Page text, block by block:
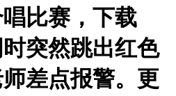
比赛，下载
时突然跳出红色
差点报警。更